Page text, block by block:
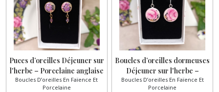
Puces d’oreilles Déjeuner sur
l'herbe – Porcelaine anglaise
ancienne
Boucles D’oreilles En Faïence Et
Porcelaine
Boucles d’oreilles dormeuses
Déjeuner sur l'herbe –
Porcelaine anglaise
Boucles D’oreilles En Faïence Et
Porcelaine